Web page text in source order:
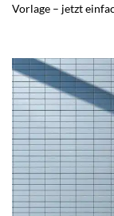
Vorlage – jetzt